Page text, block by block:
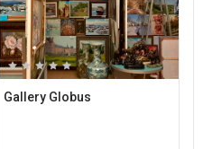
Gallery Globus